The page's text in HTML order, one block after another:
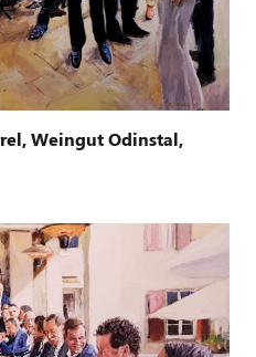
Weingut Odinstal,